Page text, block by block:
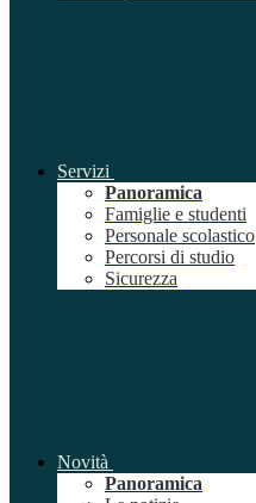
Servizi
Panoramica
Famiglie e studenti
Personale scolastico
Percorsi di studio
Sicurezza
Novità
Panoramica